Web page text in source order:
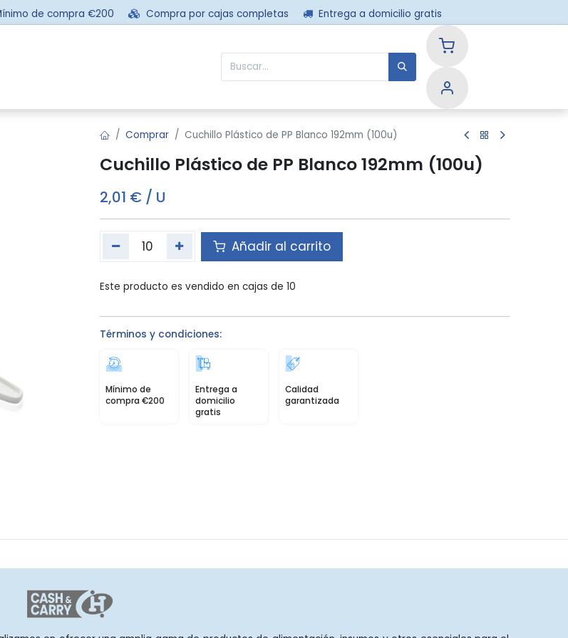
de compra €200 Compra por cajas completas Entrega a domicilio gratis
Contáctanos
Comprar Cuchillo Plástico de PP Blanco 192mm (100u)
Cuchillo Plástico de PP Blanco 192mm (100u)
2,01 € / U
Añadir al carrito
Este producto es vendido en cajas de 10
Términos y condiciones:
Mínimo de
compra €200
Entrega a
domicilio
gratis
Calidad
garantizada